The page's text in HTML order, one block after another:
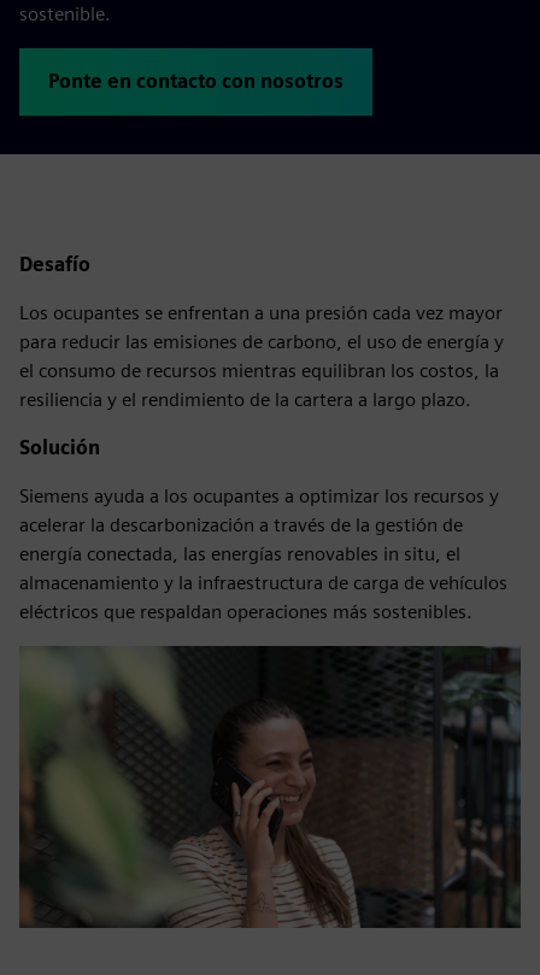
sostenible.
Ponte en contacto con nosotros
Desafío
Los ocupantes se enfrentan a una presión cada vez mayor
para reducir las emisiones de carbono, el uso de energía y
el consumo de recursos mientras equilibran los costos, la
resiliencia y el rendimiento de la cartera a largo plazo.
Solución
Siemens ayuda a los ocupantes a optimizar los recursos y
acelerar la descarbonización a través de la gestión de
energía conectada, las energías renovables in situ, el
almacenamiento y la infraestructura de carga de vehículos
eléctricos que respaldan operaciones más sostenibles.